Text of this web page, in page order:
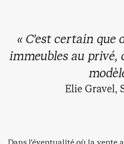
« C’est certain que
immeubles au privé,
Elie Gravel,